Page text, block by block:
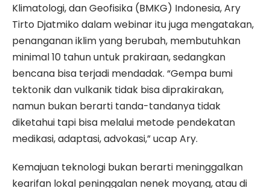
Klimatologi, dan Geofisika (BMKG) Indonesia, Ary
Tirto Djatmiko dalam webinar itu juga mengatakan,
penanganan iklim yang berubah, membutuhkan
minimal 10 tahun untuk prakiraan, sedangkan
bencana bisa terjadi mendadak. “Gempa bumi
tektonik dan vulkanik tidak bisa diprakirakan,
namun bukan berarti tanda-tandanya tidak
diketahui tapi bisa melalui metode pendekatan
medikasi, adaptasi, advokasi,” ucap Ary.
Kemajuan teknologi bukan berarti meninggalkan
kearifan lokal peninggalan nenek moyang, atau di